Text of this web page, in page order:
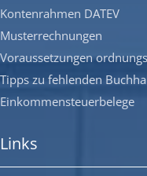
Kontenrahmen DATEV
Musterrechnungen
Voraussetzungen
Tipps zu fehlenden
Einkommensteuerbelege
Links